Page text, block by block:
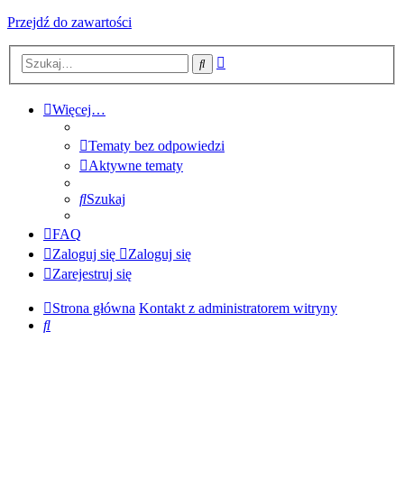
Przejdź do zawartości
Szukaj
Więcej…
Tematy bez odpowiedzi
Aktywne tematy
Szukaj
FAQ
Zaloguj się
Zaloguj się
Zarejestruj się
Strona główna Kontakt z administratorem witryny
Szukaj